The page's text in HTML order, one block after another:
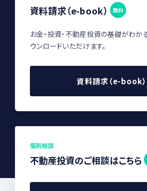
資料請求（e-book） 無料
お金・投資・不動産投資の基礎がわか
ウンロードいただけます。
資料請求（e-book）
個別相談
不動産投資のご相談はこちら